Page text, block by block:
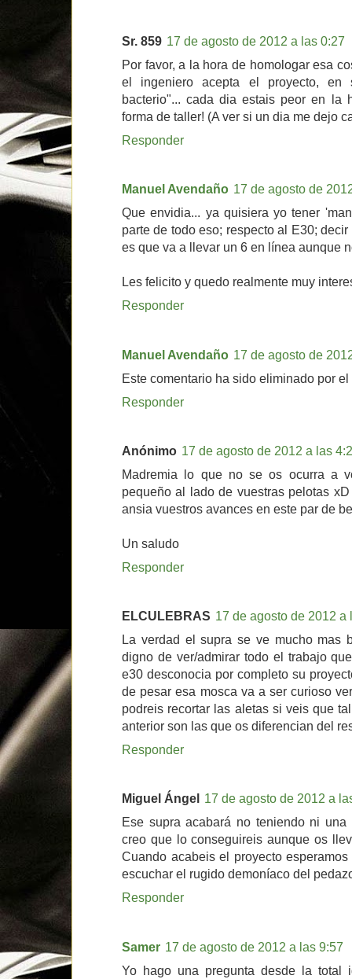
Sr. 859 17 de agosto de 2012 a las 0:27
Por favor, a la hora de homologar esa
el ingeniero acepta el proyecto, en
bacterio"... cada dia estais peor en la
forma de taller! (A ver si un dia me dejo
Responder
Manuel Avendaño 17 de agosto de
Que envidia... ya quisiera yo tener
parte de todo eso; respecto al E30;
es que va a llevar un 6 en línea aunque
Les felicito y quedo realmente muy
Responder
Manuel Avendaño 17 de agosto de
Este comentario ha sido eliminado por el
Responder
Anónimo 17 de agosto de 2012 a las
Madremia lo que no se os ocurra a
pequeño al lado de vuestras pelotas
ansia vuestros avances en este par de
Un saludo
Responder
ELCULEBRAS 17 de agosto de 2012 a
La verdad el supra se ve mucho mas
digno de ver/admirar todo el trabajo
e30 desconocia por completo su
de pesar esa mosca va a ser curioso
podreis recortar las aletas si veis que
anterior son las que os diferencian del
Responder
Miguel Ángel 17 de agosto de 2012 a
Ese supra acabará no teniendo ni
creo que lo conseguireis aunque os
Cuando acabeis el proyecto
escuchar el rugido demoníaco del
Responder
Samer 17 de agosto de 2012 a las 9:57
Yo hago una pregunta desde la total